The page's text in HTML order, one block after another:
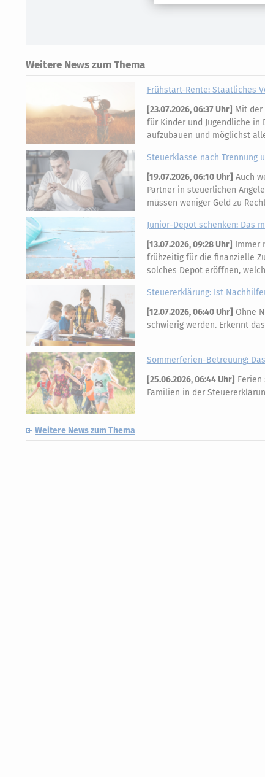
Weitere News zum Thema
Frühstart-Rente: Staatliches
[23.07.2026, 06:37 Uhr] Mit der
für Kinder und Jugendliche
aufzubauen und möglichst
Steuerklasse nach Trennung
[19.07.2026, 06:10 Uhr] Auch
Partner in steuerlichen
müssen weniger Geld zu
Junior-Depot schenken: Das
[13.07.2026, 09:28 Uhr] Immer
frühzeitig für die finanzielle
solches Depot eröffnen,
Steuererklärung: Ist
[12.07.2026, 06:40 Uhr] Ohne
schwierig werden. Erkennt
Sommerferien-Betreuung:
[25.06.2026, 06:44 Uhr]
Familien in der
Weitere News zum Thema